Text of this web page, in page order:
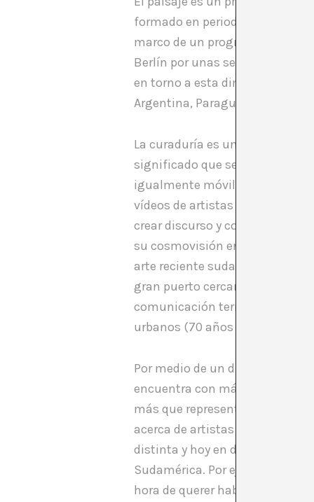
formado en periodismo,
marco de un programa de
Berlín por unas semanas con
en torno a esta dimensión del
Argentina, Paraguay, Perú y
La curaduría es un trabajo que
significado que se van dando
igualmente móviles.
vídeos de artistas alemanes y
crear discurso y como marco
su cosmovisión en la cultura
arte reciente sudamericano y
gran puerto cercano a las
comunicación terrestre, de
urbanos (70 años a la fecha).
Por medio de un dispositivo de
encuentra con más preguntas
más que representar el paisaje
acerca de artistas alemanes
distinta y hoy en día tiene una
Sudamérica. Por ejemplo,
hora de querer hablar de la